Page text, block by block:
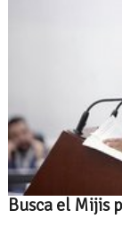
Busca el Mijis